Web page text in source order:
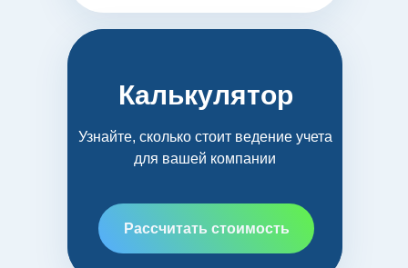
Калькулятор
Узнайте, сколько стоит ведение учета
для вашей компании
Рассчитать стоимость